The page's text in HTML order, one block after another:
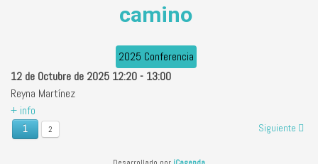
camino
2025 Conferencia
12 de Octubre de 2025 12:20- 13:00
Reyna Martínez
+ info
1 2 Siguiente